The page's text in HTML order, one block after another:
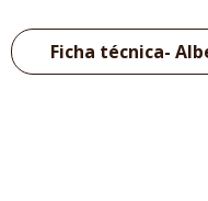
Ficha técnica-